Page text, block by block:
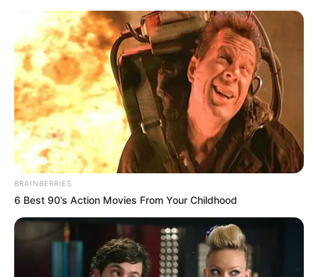
BRAINBERRIES
6 Best 90’s Action Movies From Your Childhood